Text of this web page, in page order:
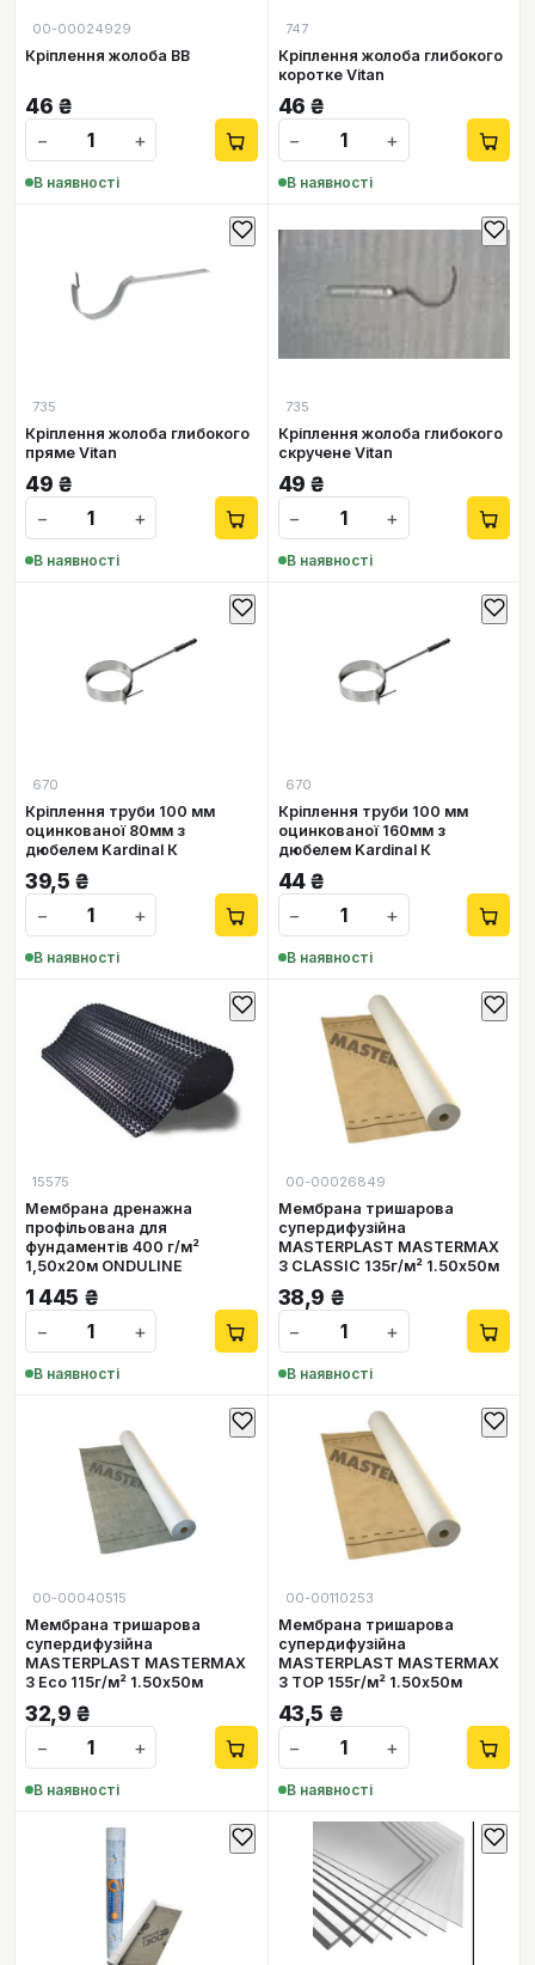
00-00024929
Кріплення жолоба ВВ
46 ₴
−
+
В наявності
747
Кріплення жолоба глибокого
коротке Vitan
46 ₴
−
+
В наявності
735
Кріплення жолоба глибокого
пряме Vitan
49 ₴
−
+
В наявності
735
Кріплення жолоба глибокого
скручене Vitan
49 ₴
−
+
В наявності
670
Кріплення труби 100 мм
оцинкованої 80мм з
дюбелем Kardinal К
39,5 ₴
−
+
В наявності
670
Кріплення труби 100 мм
оцинкованої 160мм з
дюбелем Kardinal К
44₴
−
+
В наявності
15575
Мембрана дренажна
профільована для
фундаментів 400 г/м²
1,50х20м ONDULINE
1 445 ₴
−
+
В наявності
00-00026849
Мембрана тришарова
супердифузійна
MASTERPLAST MASTERMAX
3 CLASSIC 135г/м² 1.50х50м
38,9 ₴
−
+
В наявності
00-00040515
Мембрана тришарова
супердифузійна
MASTERPLAST MASTERMAX
3 Eco 115г/м² 1.50х50м
32,9 ₴
−
+
В наявності
00-00110253
Мембрана тришарова
супердифузійна
MASTERPLAST MASTERMAX
3 TOP 155г/м² 1.50х50м
43,5 ₴
−
+
В наявності